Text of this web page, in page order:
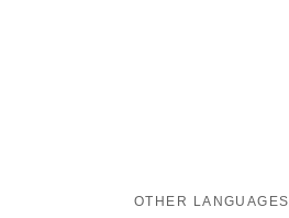
OTHER LANGUAGES